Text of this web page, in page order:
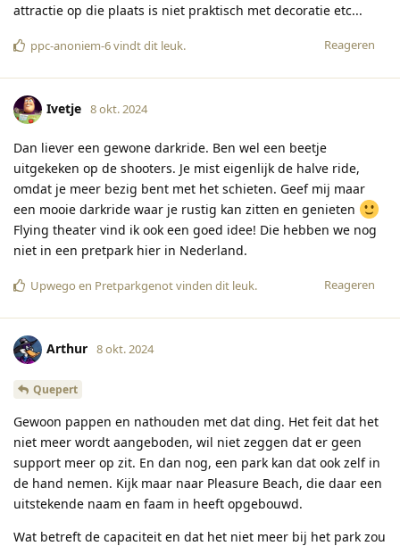
attractie op die plaats is niet praktisch met decoratie etc...
Reageren
ppc-anoniem-6vindt dit leuk.
Ivetje 8 okt. 2024
Dan liever een gewone darkride. Ben wel een beetje
uitgekeken op de shooters. Je mist eigenlijk de halve ride,
omdat je meer bezig bent met het schieten. Geef mij maar
een mooie darkride waar je rustig kan zitten en genieten
Flying theater vind ik ook een goed idee! Die hebben we nog
niet in een pretpark hier in Nederland.
Reageren
Upwego en Pretparkgenotvinden dit leuk.
Arthur 8 okt. 2024
Quepert
Gewoon pappen en nathouden met dat ding. Het feit dat het
niet meer wordt aangeboden, wil niet zeggen dat er geen
support meer op zit. En dan nog, een park kan dat ook zelf in
de hand nemen. Kijk maar naar Pleasure Beach, die daar een
uitstekende naam en faam in heeft opgebouwd.
Wat betreft de capaciteit en dat het niet meer bij het park zou